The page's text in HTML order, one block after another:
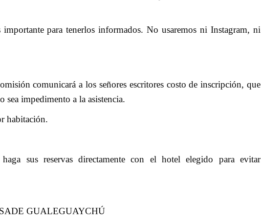
para tenerlos informados. No usaremos ni Instagram, ni
comunicará a los señores escritores costo de inscripción, que
sea impedimento a la asistencia.
habitación.
sus reservas directamente con el hotel elegido para evitar
SADE GUALEGUAYCHÚ